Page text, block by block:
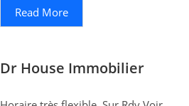
Read More
Dr House Immobilier